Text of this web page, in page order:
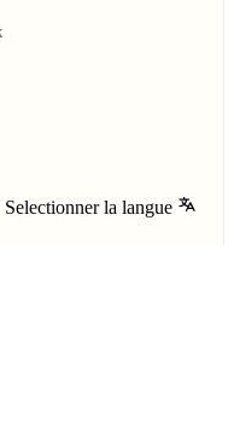
Selectionner la langue